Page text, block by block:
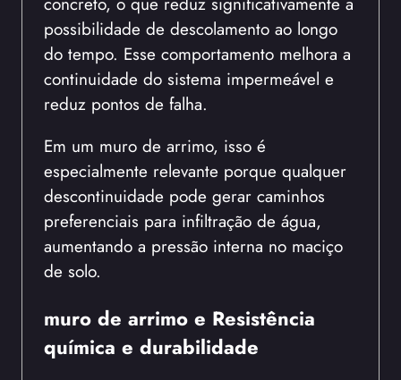
possibilidade de descolamento ao longo
do tempo. Esse comportamento melhora a
continuidade do sistema impermeável e
reduz pontos de falha.
Em um muro de arrimo, isso é
especialmente relevante porque qualquer
descontinuidade pode gerar caminhos
preferenciais para infiltração de água,
aumentando a pressão interna no maciço
de solo.
muro de arrimo e Resistência
química e durabilidade